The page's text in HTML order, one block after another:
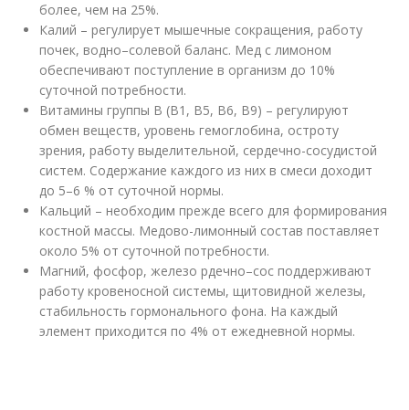
более, чем на 25%.
Калий – регулирует мышечные сокращения, работу
почек, водно–солевой баланс. Мед с лимоном
обеспечивают поступление в организм до 10%
суточной потребности.
Витамины группы B (B1, B5, B6, B9) – регулируют
обмен веществ, уровень гемоглобина, остроту
зрения, работу выделительной, сердечно-сосудистой
систем. Содержание каждого из них в смеси доходит
до 5–6 % от суточной нормы.
Кальций – необходим прежде всего для формирования
костной массы. Медово-лимонный состав поставляет
около 5% от суточной потребности.
Магний, фосфор, железо рдечно–сос поддерживают
работу кровеносной системы, щитовидной железы,
стабильность гормонального фона. На каждый
элемент приходится по 4% от ежедневной нормы.